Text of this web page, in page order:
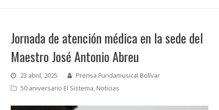
Jornada de atención médica en la sede del
Maestro José Antonio Abreu
23 abril, 2025
Prensa Fundamusical Bolívar
50 aniversario El Sistema,Noticias